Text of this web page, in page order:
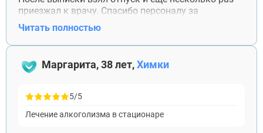
приезжал к врачу. Спасибо персоналу за
нормальное отношение без разговоров про силу
воли.
Читать полностью
Маргарита, 38 лет,Химки
5/5
Лечение алкоголизма в стационаре